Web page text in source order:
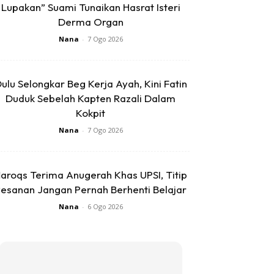
Lupakan” Suami Tunaikan Hasrat Isteri
Derma Organ
Nana - 7 Ogo 2026
Selongkar Beg Kerja Ayah, Kini Fatin
Duduk Sebelah Kapten Razali Dalam
Kokpit
Nana - 7 Ogo 2026
Terima Anugerah Khas UPSI, Titip
Jangan Pernah Berhenti Belajar
Nana - 6 Ogo 2026